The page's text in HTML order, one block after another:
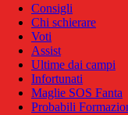
Consigli
Chi schierare
Voti
Assist
Ultime dai campi
Infortunati
Maglie SOS Fanta
Probabili